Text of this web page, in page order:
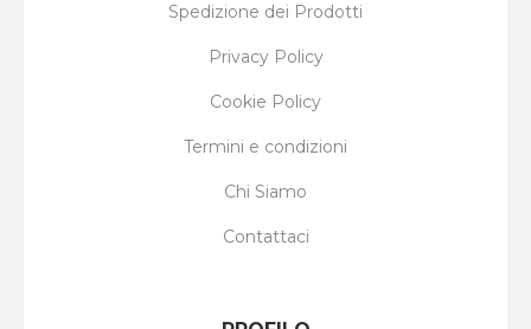
Spedizione dei Prodotti
Privacy Policy
Cookie Policy
Termini e condizioni
Chi Siamo
Contattaci